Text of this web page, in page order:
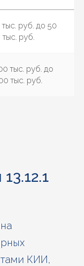
тыс. руб. до 50
тыс. руб.
тыс. руб. до
тыс. руб.
КИИ,